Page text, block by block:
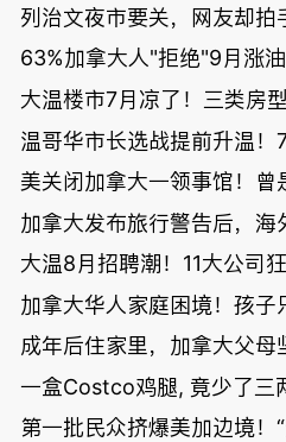
列治文夜市要关，网友却拍
63%加拿大人"拒绝"9月涨
大温楼市7月凉了！三类房
温哥华市长选战提前升温！
美关闭加拿大一领事馆！曾
加拿大发布旅行警告后，海
大温8月招聘潮！11大公司狂
加拿大华人家庭困境！孩子
成年后住家里，加拿大父母
一盒Costco鸡腿, 竟少了三
第一批民众挤爆美加边境！“